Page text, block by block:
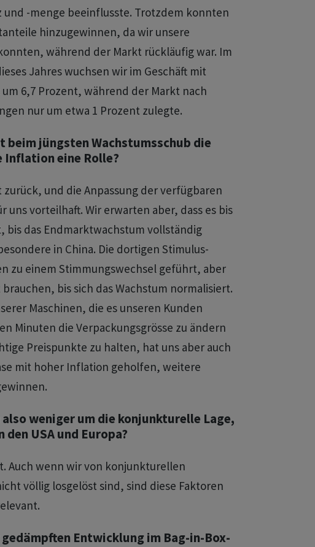
und -menge beeinflusste. Trotzdem konnten
hinzugewinnen, da wir unsere
während der Markt rückläufig war. Im
Jahres wuchsen wir im Geschäft mit
6,7 Prozent, während der Markt nach
nur um etwa 1 Prozent zulegte.
beim jüngsten Wachstumsschub die
Inflation eine Rolle?
und die Anpassung der verfügbaren
uns vorteilhaft. Wir erwarten aber, dass es bis
bis das Endmarktwachstum vollständig
in China. Die dortigen Stimulus-
zu einem Stimmungswechsel geführt, aber
bis sich das Wachstum normalisiert.
Maschinen, die es unseren Kunden
Minuten die Verpackungsgrösse zu ändern
Preispunkte zu halten, hat uns aber auch
mit hoher Inflation geholfen, weitere
also weniger um die konjunkturelle Lage,
den USA und Europa?
Auch wenn wir von konjunkturellen
völlig losgelöst sind, sind diese Faktoren
Entwicklung im Bag-in-Box-